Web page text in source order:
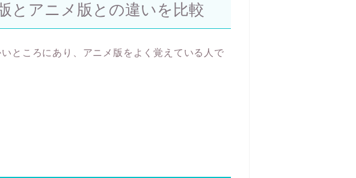
とアニメ版との違いを比較
ところにあり、アニメ版をよく覚えている人で